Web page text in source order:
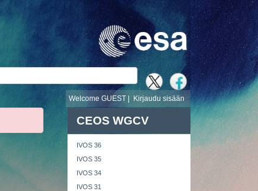
Kirjaudu sisään
Welcome GUEST |
CEOS WGCV
IVOS 36
IVOS 35
IVOS 34
IVOS 31